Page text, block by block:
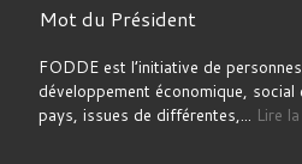
Mot du Président
FODDE est l’initiative de
développement économique,
pays, issues de différentes,... Lire